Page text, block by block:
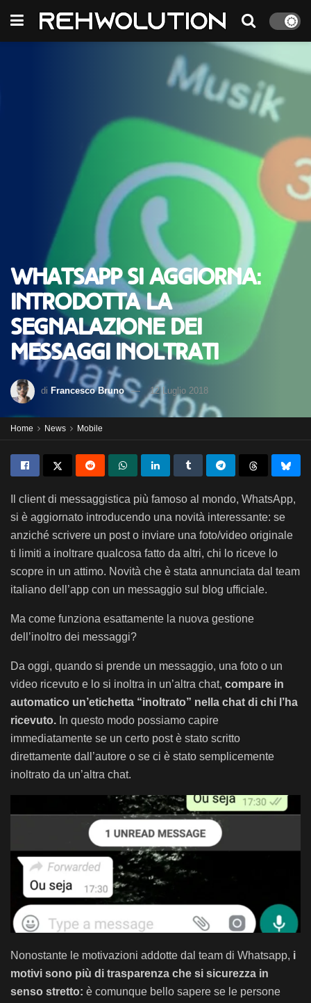
WhatsApp si aggiorna:
introdotta la
segnalazione dei
messaggi inoltrati
di Francesco Bruno 12 Luglio 2018
Home News Mobile
Il client di messaggistica più famoso al mondo, WhatsApp,
si è aggiornato introducendo una novità interessante: se
anziché scrivere un post o inviare una foto/video originale
ti limiti a inoltrare qualcosa fatto da altri, chi lo riceve lo
scopre in un attimo. Novità che è stata annunciata dal team
italiano dell’app con un messaggio sul blog ufficiale.
Ma come funziona esattamente la nuova gestione
dell’inoltro dei messaggi?
Da oggi, quando si prende un messaggio, una foto o un
video ricevuto e lo si inoltra in un’altra chat, compare in
automatico un’etichetta “inoltrato” nella chat di chi l’ha
ricevuto. In questo modo possiamo capire
immediatamente se un certo post è stato scritto
direttamente dall’autore o se ci è stato semplicemente
inoltrato da un’altra chat.
Nonostante le motivazioni addotte dal team di Whatsapp, i
motivi sono più di trasparenza che si sicurezza in
senso stretto: è comunque bello sapere se le persone